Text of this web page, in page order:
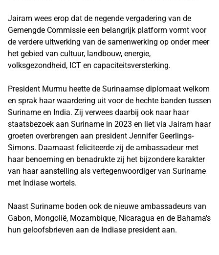
Jairam wees erop dat de negende vergadering van de
Gemengde Commissie een belangrijk platform vormt voor
de verdere uitwerking van de samenwerking op onder meer
het gebied van cultuur, landbouw, energie,
volksgezondheid, ICT en capaciteitsversterking.
President Murmu heette de Surinaamse diplomaat welkom
en sprak haar waardering uit voor de hechte banden tussen
Suriname en India. Zij verwees daarbij ook naar haar
staatsbezoek aan Suriname in 2023 en liet via Jairam haar
groeten overbrengen aan president Jennifer Geerlings-
Simons. Daarnaast feliciteerde zij de ambassadeur met
haar benoeming en benadrukte zij het bijzondere karakter
van haar aanstelling als vertegenwoordiger van Suriname
met Indiase wortels.
Naast Suriname boden ook de nieuwe ambassadeurs van
Gabon, Mongolië, Mozambique, Nicaragua en de Bahama's
hun geloofsbrieven aan de Indiase president aan.